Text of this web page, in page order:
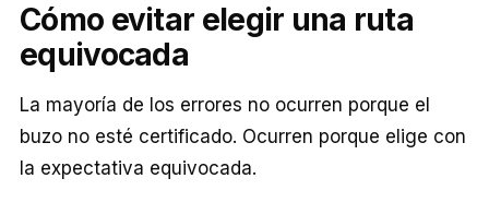
Cómo evitar elegir una ruta
equivocada
La mayoría de los errores no ocurren porque el
buzo no esté certificado. Ocurren porque elige con
la expectativa equivocada.